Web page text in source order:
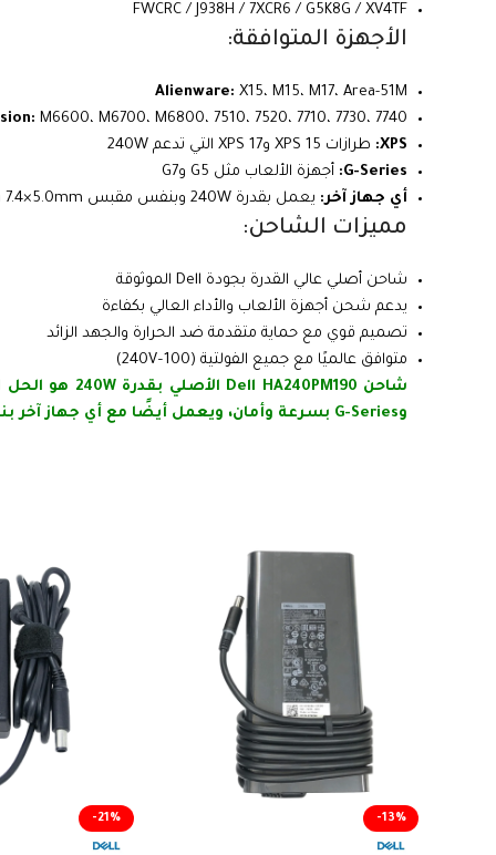
FWCRC / J938H / 7XCR6 / G5K8G / XV4TF
الأجهزة المتوافقة:
Alienware: X15، M15، M17، Area-51M
M6600، M6700، M6800، 7510، 7520، 7710، 7730، 7740
XPS: طرازات XPS 15 وXPS 17 التي تدعم 240W
G-Series:
أجهزة الألعاب مثل G5 وG7
أي جهاز آخر: يعمل بقدرة 240W وبنفس مقبس Smart Pin 7.4×5.0mm
مميزات الشاحن:
شاحن أصلي عالي القدرة بجودة Dell الموثوقة
يدعم شحن أجهزة الألعاب والأداء العالي بكفاءة
تصميم قوي مع حماية متقدمة ضد الحرارة والجهد الزائد
متوافق عالميًا مع جميع الفولتية (100–240V)
وG-Series بسرعة وأمان، ويعمل أيضًا مع أي جهاز آخر بنفس القدرة والسوكيت.
-13%
-21%